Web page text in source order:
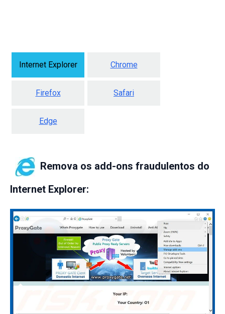
Internet Explorer Chrome
Firefox Safari
Edge
Remova os add-ons fraudulentos do
Internet Explorer: